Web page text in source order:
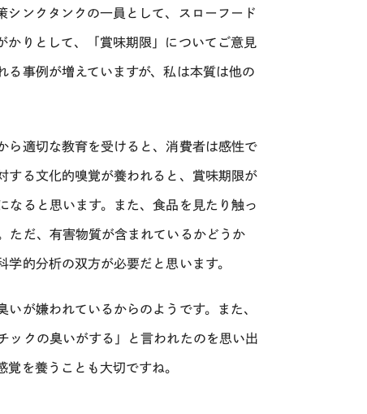
シンクタンクの一員として、スローフード
かりとして、「賞味期限」についてご意見
る事例が増えていますが、私は本質は他の
ら適切な教育を受けると、消費者は感性で
する文化的嗅覚が養われると、賞味期限が
なると思います。また、食品を見たり触っ
ただ、有害物質が含まれているかどうか
的分析の双方が必要だと思います。
が嫌われているからのようです。また、
ックの臭いがする」と言われたのを思い出
を養うことも大切ですね。